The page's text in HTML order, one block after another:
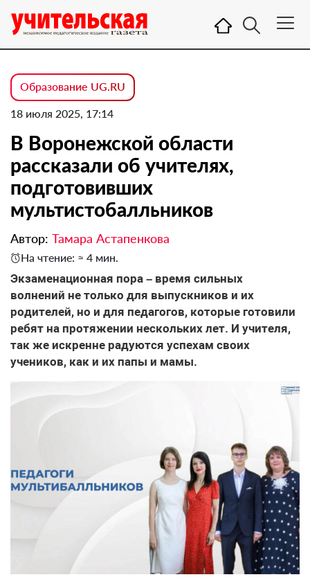
Образование UG.RU
18 июля 2025, 17:14
В Воронежской области
рассказали об учителях,
подготовивших
мультистобалльников
Автор: Тамара Астапенкова
На чтение: ≈ 4 мин.
Экзаменационная пора – время сильных
волнений не только для выпускников и их
родителей, но и для педагогов, которые готовили
ребят на протяжении нескольких лет. И учителя,
так же искренне радуются успехам своих
учеников, как и их папы и мамы.